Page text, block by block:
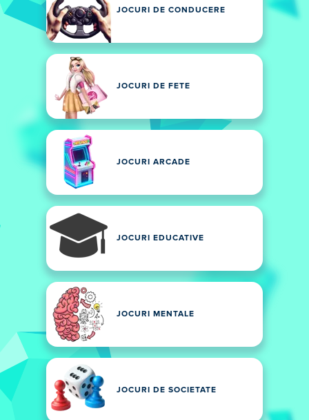
JOCURI DE CONDUCERE
JOCURI DE FETE
JOCURI ARCADE
JOCURI EDUCATIVE
JOCURI MENTALE
JOCURI DE SOCIETATE